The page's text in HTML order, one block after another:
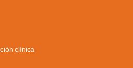
clínica